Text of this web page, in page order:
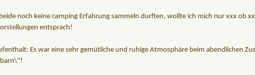
noch keine camping Erfahrung sammeln durften, wollte ich mich nur xxx ob
entsprach!
Es war eine sehr gemütliche und ruhige Atmosphäre beim abendlichen